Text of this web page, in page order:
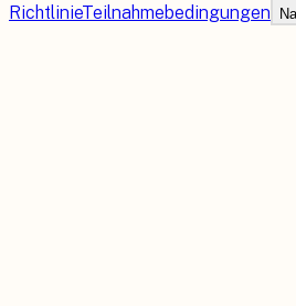
RichtlinieTeilnahmebedingungen